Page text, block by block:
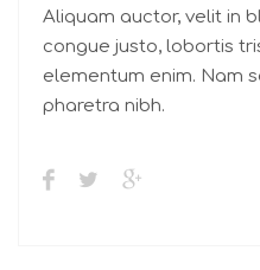
Aliquam auctor, velit in
congue justo, lobortis
elementum enim. Nam
pharetra nibh.